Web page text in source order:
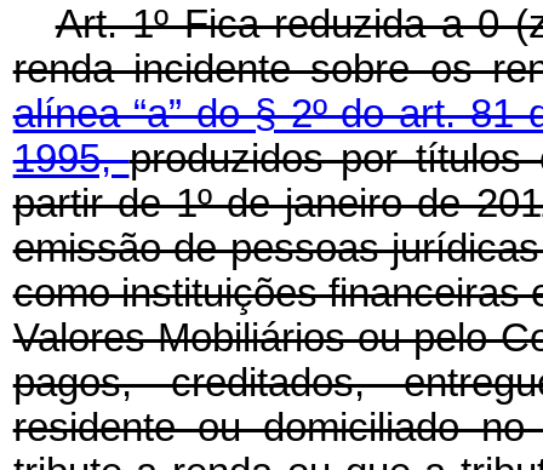
Art. 1º Fica reduzida a 0
renda incidente sobre os
alínea “a” do § 2º do art. 81
1995,produzidos por títulos
partir de 1º de janeiro de
emissão de pessoas
como instituições financeiras
Valores Mobiliários ou pelo
pagos, creditados,
residente ou domiciliado